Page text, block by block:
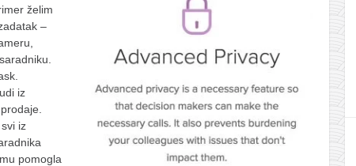
želim
–
iz
iz
pomogla